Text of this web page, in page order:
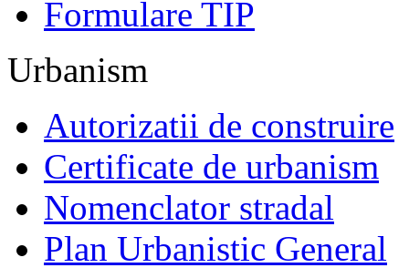
Formulare TIP
Urbanism
Autorizatii de construire
Certificate de urbanism
Nomenclator stradal
Plan Urbanistic General